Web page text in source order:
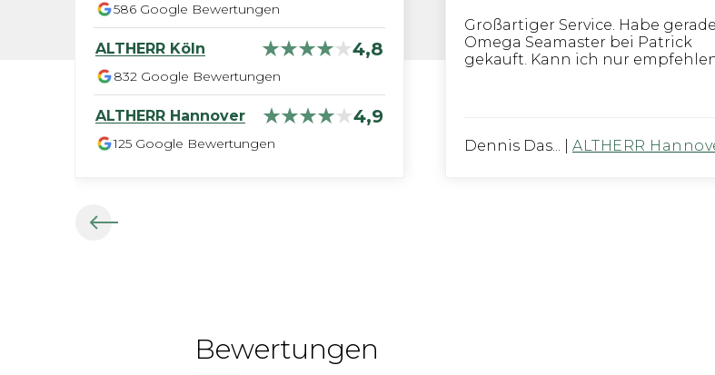
586 Google Bewertungen
ALTHERR Köln 4,8
832 Google Bewertungen
ALTHERR Hannover 4,9
125 Google Bewertungen
Großartiger Service. Habe
Omega Seamaster bei Patrick
gekauft. Kann ich nur
Dennis Das... ALTHERR
Bewertungen